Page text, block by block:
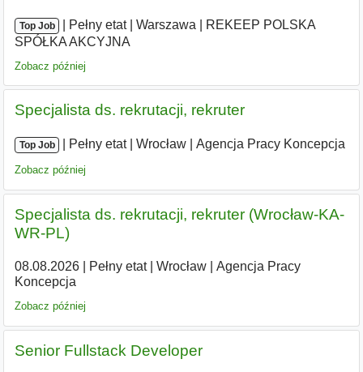
Top Job Pełny etat| Warszawa
REKEEP POLSKA
SPÓŁKA AKCYJNA
Zobacz później
Specjalista ds. rekrutacji, rekruter
Top Job Pełny etat| Wrocław Agencja Pracy Koncepcja
Zobacz później
Specjalista ds. rekrutacji, rekruter (Wrocław-KA-
WR-PL)
08.08.2026| Pełny etat| Wrocław|
Agencja Pracy
Koncepcja
Zobacz później
Senior Fullstack Developer